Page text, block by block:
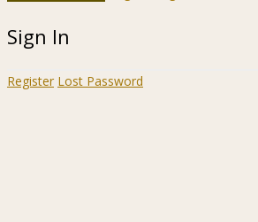
Sign In
Register Lost Password